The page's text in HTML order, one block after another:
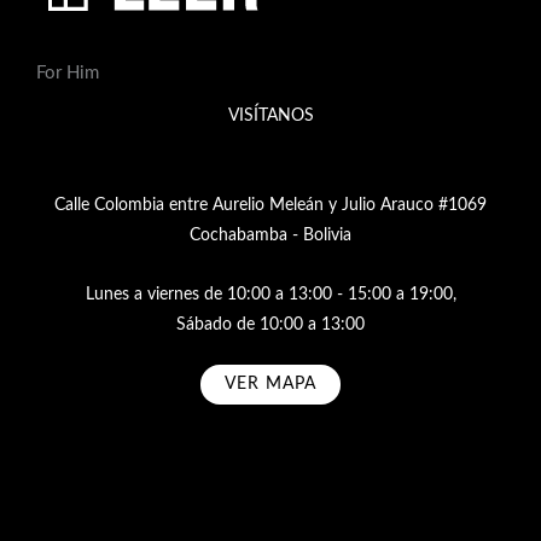
For Him
VISÍTANOS
Calle Colombia entre Aurelio Meleán y Julio Arauco #1069
Cochabamba - Bolivia
Lunes a viernes de 10:00 a 13:00 - 15:00 a 19:00,
Sábado de 10:00 a 13:00
VER MAPA